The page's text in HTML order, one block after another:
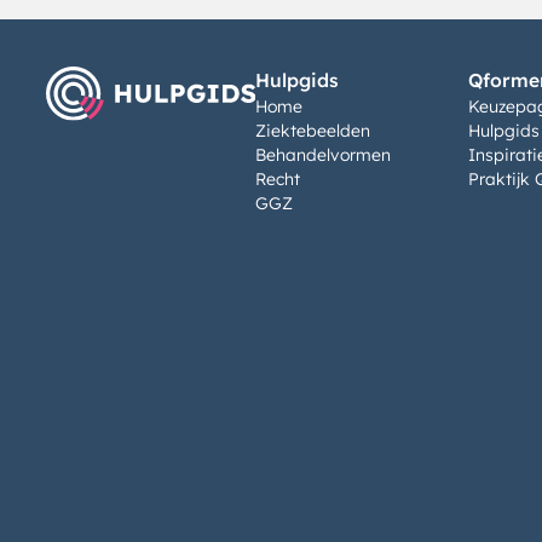
Hulpgids
Home
Ziektebeelden
Behandelvormen
Recht
GGZ
Hulpgids
Praktijk